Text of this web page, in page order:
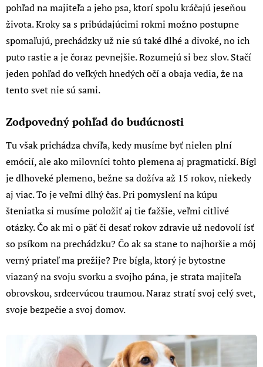
pohľad na majiteľa a jeho psa, ktorí spolu kráčajú jeseňou
života. Kroky sa s pribúdajúcimi rokmi možno postupne
spomaľujú, prechádzky už nie sú také dlhé a divoké, no ich
puto rastie a je čoraz pevnejšie. Rozumejú si bez slov. Stačí
jeden pohľad do veľkých hnedých očí a obaja vedia, že na
tento svet nie sú sami.
Zodpovedný pohľad do budúcnosti
Tu však prichádza chvíľa, kedy musíme byť nielen plní
emócií, ale ako milovníci tohto plemena aj pragmatickí. Bígl
je dlhoveké plemeno, bežne sa dožíva až 15 rokov, niekedy
aj viac. To je veľmi dlhý čas. Pri pomyslení na kúpu
šteniatka si musíme položiť aj tie ťažšie, veľmi citlivé
otázky. Čo ak mi o päť či desať rokov zdravie už nedovolí ísť
so psíkom na prechádzku? Čo ak sa stane to najhoršie a môj
verný priateľ ma prežije? Pre bígla, ktorý je bytostne
viazaný na svoju svorku a svojho pána, je strata majiteľa
obrovskou, srdcervúcou traumou. Naraz stratí svoj celý svet,
svoje bezpečie a svoj domov.